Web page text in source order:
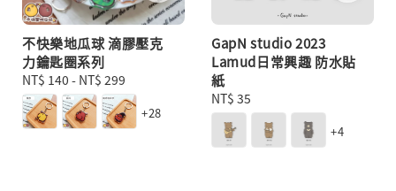
不快樂地瓜球 滴膠壓克
力鑰匙圈系列
Regular
price
NT$ 140 - NT$ 299
+28
GapN studio 2023
Lamud日常興趣 防水貼
紙
Regular
price
NT$ 35
+4